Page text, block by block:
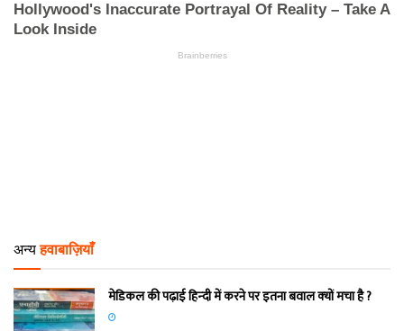
अन्य हवाबाज़ियाँ
मेडिकल की पढ़ाई हिन्‍दी में करने पर इतना बवाल क्‍यों मचा है ?